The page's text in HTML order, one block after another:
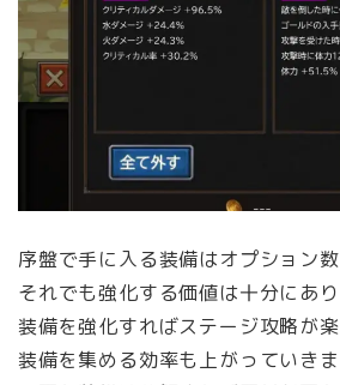
序盤で手に入る装備はオプション数
それでも強化する価値は十分にあり
装備を強化すればステージ攻略が
装備を集める効率も上がっていきま